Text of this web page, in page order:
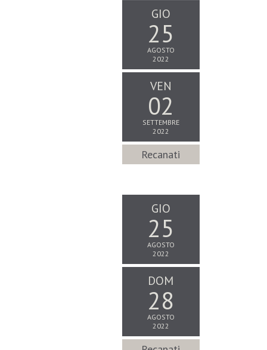
GIO
25
AGOSTO
2022
VEN
02
SETTEMBRE
2022
Recanati
GIO
25
AGOSTO
2022
DOM
28
AGOSTO
2022